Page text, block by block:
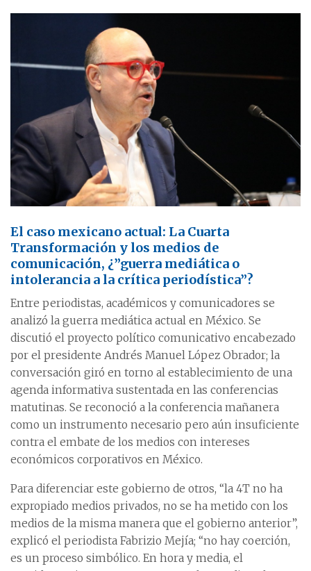
El caso mexicano actual: La Cuarta
Transformación y los medios de
comunicación, ¿”guerra mediática o
intolerancia a la crítica periodística”?
Entre periodistas, académicos y comunicadores se
analizó la guerra mediática actual en México. Se
discutió el proyecto político comunicativo encabezado
por el presidente Andrés Manuel López Obrador; la
conversación giró en torno al establecimiento de una
agenda informativa sustentada en las conferencias
matutinas. Se reconoció a la conferencia mañanera
como un instrumento necesario pero aún insuficiente
contra el embate de los medios con intereses
económicos corporativos en México.
Para diferenciar este gobierno de otros, “la 4T no ha
expropiado medios privados, no se ha metido con los
medios de la misma manera que el gobierno anterior”,
explicó el periodista Fabrizio Mejía; “no hay coerción,
es un proceso simbólico. En hora y media, el